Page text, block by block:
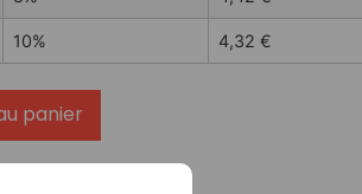
10% 4,32 €
panier